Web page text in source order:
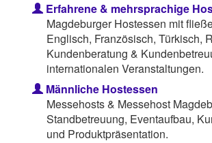
Erfahrene & mehrsprachige
Magdeburger Hostessen mit
Englisch, Französisch, Türkisch,
Kundenberatung &
internationalen Veranstaltungen.
Männliche Hostessen
Messehosts & Messehost
Standbetreuung, Eventaufbau,
und Produktpräsentation.